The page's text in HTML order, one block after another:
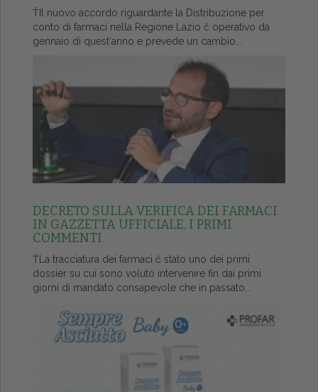
ŤIl nuovo accordo riguardante la Distribuzione per
conto di farmaci nella Regione Lazio č operativo da
gennaio di quest'anno e prevede un cambio...
DECRETO SULLA VERIFICA DEI FARMACI
IN GAZZETTA UFFICIALE, I PRIMI
COMMENTI
ŤLa tracciatura dei farmaci č stato uno dei primi
dossier su cui sono voluto intervenire fin dai primi
giorni di mandato consapevole che in passato...